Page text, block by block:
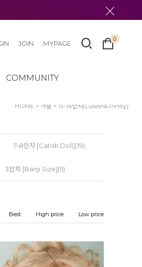
COMMUNITY
JOIN MYPAGE
0
HOME > 가발 > 13-14인치[Lusion&Trinity]
7-8인치 [Catish Doll](19)
3인치 [Banji Size](5)
Best High price Low price